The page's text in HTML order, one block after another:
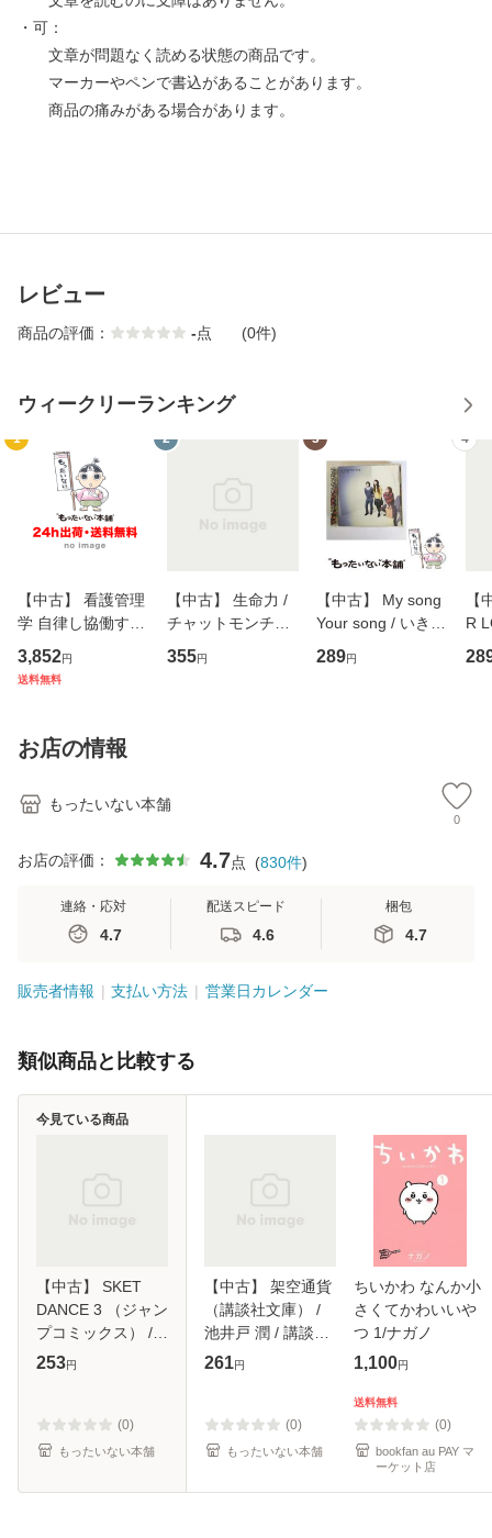
・可：
文章が問題なく読める状態の商品です。
マーカーやペンで書込があることがあります。
商品の痛みがある場合があります。
レビュー
商品の評価： -点 (0件)
ウィークリーランキング
1
【中古】 看護管理
学 自律し協働する
専門職の看護マネ
ジメントスキル 改
恵 藤本幸三 / 南江
堂 [単行
3,852円
送料無料
2
【中古】 生命力 /
チャットモンチー /
キューンレコード
[CD]【メール便送
355円
3
【中古】 My song
Your song / いきも
のがかり / [CD]
【メール便送料無
289円
4
【
R
産
お店の情報
もったいない本舗
0
お店の評価： 4.7点 (830件)
連絡・応対
4.7
配送スピード
4.6
梱包
4.7
販売者情報 支払い方法 営業日カレンダー
類似商品と比較する
【中古】 SKET
DANCE 3 （ジャン
プコミックス） /
篠原 健太 / 集英社
253円
(0)
もったいない本舗
今見ている商品
【中古】 架空通貨
（講談社文庫） /
池井戸 潤 / 講談社
[文庫]【メール便送
261円
(0)
もったいない本舗
ちいかわ なんか小
さくてかわいいや
つ 1/ナガノ
1,100円
送料無料
(0)
bookfan au PAY マ
ーケット店